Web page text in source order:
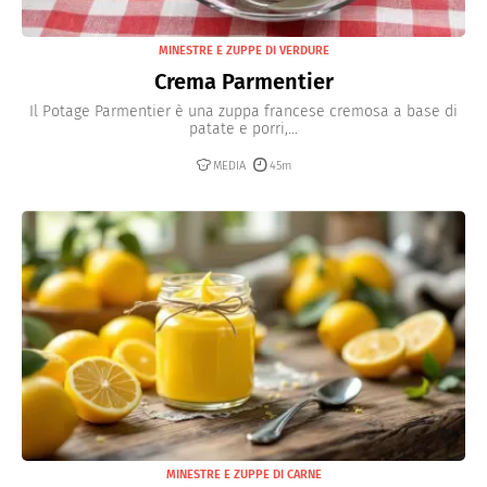
MINESTRE E ZUPPE DI VERDURE
Crema Parmentier
Il Potage Parmentier è una zuppa francese cremosa a base di
patate e porri,...
MEDIA 45m
MINESTRE E ZUPPE DI CARNE